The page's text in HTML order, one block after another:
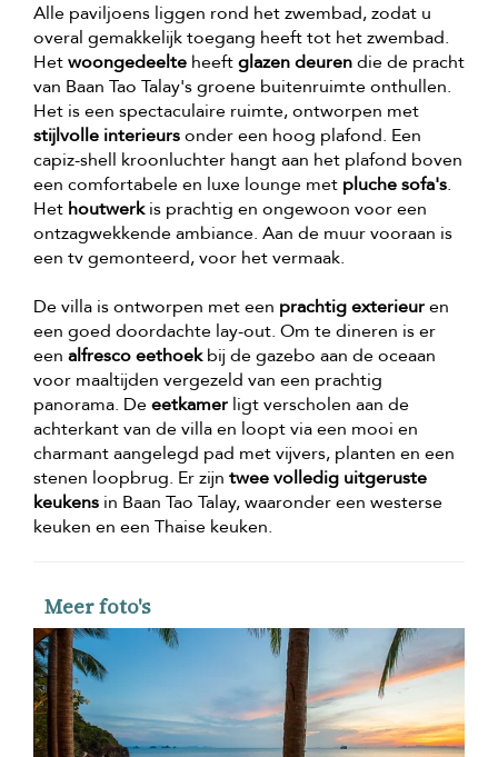
Alle paviljoens liggen rond het zwembad, zodat u
overal gemakkelijk toegang heeft tot het zwembad.
Hetwoongedeelte heeftglazen deurendie de pracht
van Baan Tao Talay's groene buitenruimte onthullen.
Het is een spectaculaire ruimte, ontworpen met
stijlvolle interieursonder een hoog plafond. Een
capiz-shell kroonluchter hangt aan het plafond boven
een comfortabele en luxe lounge met pluche sofa's.
Het houtwerkis prachtig en ongewoon voor een
ontzagwekkende ambiance. Aan de muur vooraan is
een tv gemonteerd, voor het vermaak.
De villa is ontworpen met een prachtig exterieuren
een goed doordachte lay-out. Om te dineren is er
een alfresco eethoekbij de gazebo aan de oceaan
voor maaltijden vergezeld van een prachtig
panorama. Deeetkamer ligt verscholen aan de
achterkant van de villa en loopt via een mooi en
charmant aangelegd pad met vijvers, planten en een
stenen loopbrug. Er zijn twee volledig uitgeruste
keukens in Baan Tao Talay, waaronder een westerse
keuken en een Thaise keuken.
Meer foto's